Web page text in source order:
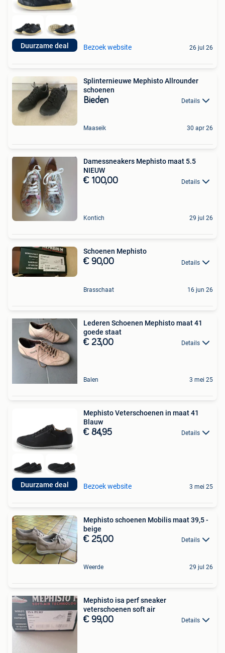
Duurzame deal Bezoek website 26 jul 26
Splinternieuwe Mephisto Allrounder
schoenen
Bieden Details
Maaseik 30 apr 26
Damessneakers Mephisto maat 5.5
NIEUW
€ 100,00 Details
Kontich 29 jul 26
Schoenen Mephisto
€ 90,00 Details
Brasschaat 16 jun 26
Lederen Schoenen Mephisto maat 41
goede staat
€ 23,00 Details
Balen 3 mei 25
Duurzame deal
Mephisto Veterschoenen in maat 41
Blauw
€ 84,95 Details
Bezoek website 3 mei 25
Mephisto schoenen Mobilis maat 39,5 -
beige
€ 25,00 Details
Weerde 29 jul 26
Mephisto isa perf sneaker
veterschoenen soft air
€ 99,00 Details